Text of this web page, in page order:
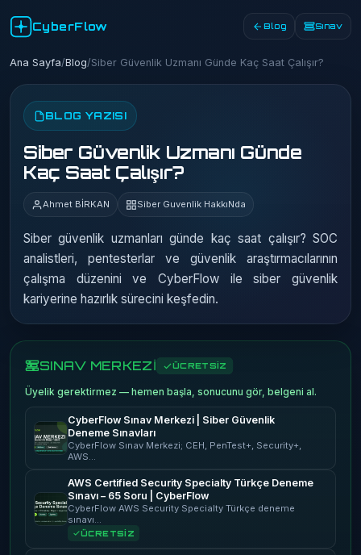
CyberFlow Blog Sınav
Ana Sayfa/Blog/Siber Güvenlik Uzmanı Günde Kaç Saat Çalışır?
BLOG YAZISI
Siber Güvenlik Uzmanı Günde
Kaç Saat Çalışır?
Ahmet BİRKAN Siber Guvenlik HakkıNda
Siber güvenlik uzmanları günde kaç saat çalışır? SOC
analistleri, pentesterlar ve güvenlik araştırmacılarının
çalışma düzenini ve CyberFlow ile siber güvenlik
kariyerine hazırlık sürecini keşfedin.
SINAV MERKEZİ ÜCRETSİZ
Üyelik gerektirmez — hemen başla, sonucunu gör, belgeni al.
CyberFlow Sınav Merkezi | Siber Güvenlik
Deneme Sınavları
CyberFlow Sınav Merkezi; CEH, PenTest+, Security+,
AWS…
AWS Certified Security Specialty Türkçe Deneme
Sınavı – 65 Soru | CyberFlow
CyberFlow AWS Security Specialty Türkçe deneme
sınavı…
ÜCRETSİZ